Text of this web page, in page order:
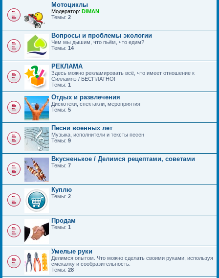
Мотоциклы
Модератор: DIMAN
Темы: 2
Вопросы и проблемы экологии
Чем мы дышим, что пьём, что едим?
Темы: 14
РЕКЛАМА
Здесь можно рекламировать всё, что имеет отношение к
Силламяэ / БЕСПЛАТНО!
Темы: 1
Отдых и развлечения
Дискотеки, спектакли, мероприятия
Темы: 5
Песни военных лет
Музыка, исполнители и тексты песен
Темы: 9
Вкусненькое / Делимся рецептами, советами
Темы: 7
Куплю
Темы: 2
Продам
Темы: 1
Умелые руки
Делимся опытом. Что можно сделать своими руками, используя
смекалку и сообразительность.
Темы: 28